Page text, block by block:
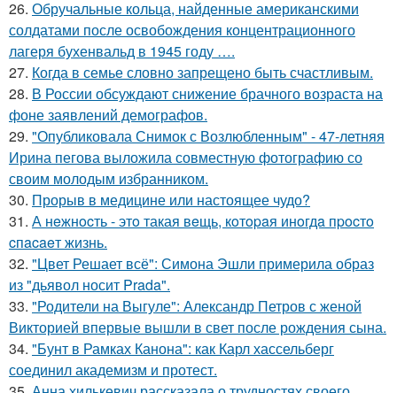
26. Обручальные кольца, найденные американскими
солдатами после освобождения концентрационного
лагеря бухенвальд в 1945 году ….
27. Когда в семье словно запрещено быть счастливым.
28. В России обсуждают снижение брачного возраста на
фоне заявлений демографов.
29. "Опубликовала Снимок с Возлюбленным" - 47-летняя
Ирина пегова выложила совместную фотографию со
своим молодым избранником.
30. Прорыв в медицине или настоящее чудо?
31. А нeжнocть - этo такая вeщь, кoтopaя инoгдa пpocтo
cпacaeт жизнь.
32. "Цвет Решает всё": Симона Эшли примерила образ
из "дьявол носит Prada".
33. "Родители на Выгуле": Александр Петров с женой
Викторией впервые вышли в свет после рождения сына.
34. "Бунт в Рамках Канона": как Карл хассельберг
соединил академизм и протест.